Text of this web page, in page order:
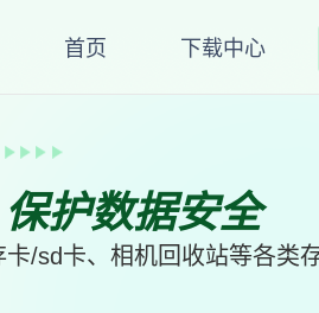
首页 下载中心
护数据安全
/sd卡、相机回收站等各类